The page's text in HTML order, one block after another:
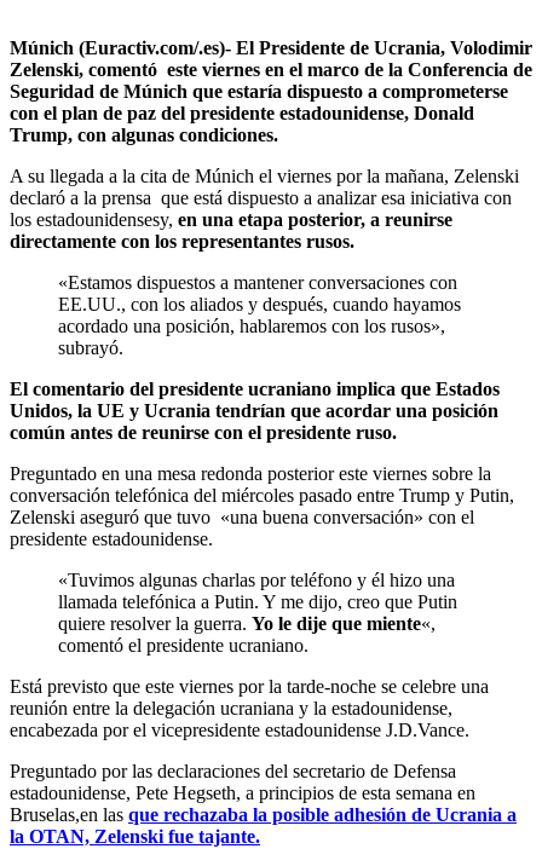
Múnich (Euractiv.com/.es)- El Presidente de Ucrania, Volodimir
Zelenski, comentó este viernes en el marco de la Conferencia de
Seguridad de Múnich que estaría dispuesto a comprometerse
con el plan de paz del presidente estadounidense, Donald
Trump, con algunas condiciones.
A su llegada a la cita de Múnich el viernes por la mañana, Zelenski
declaró a la prensa que está dispuesto a analizar esa iniciativa con
los estadounidensesy, en una etapa posterior, a reunirse
directamente con los representantes rusos.
«Estamos dispuestos a mantener conversaciones con
EE.UU., con los aliados y después, cuando hayamos
acordado una posición, hablaremos con los rusos»,
subrayó.
El comentario del presidente ucraniano implica que Estados
Unidos, la UE y Ucrania tendrían que acordar una posición
común antes de reunirse con el presidente ruso.
Preguntado en una mesa redonda posterior este viernes sobre la
conversación telefónica del miércoles pasado entre Trump y Putin,
Zelenski aseguró que tuvo «una buena conversación» con el
presidente estadounidense.
«Tuvimos algunas charlas por teléfono y él hizo una
llamada telefónica a Putin. Y me dijo, creo que Putin
quiere resolver la guerra. Yo le dije que miente«,
comentó el presidente ucraniano.
Está previsto que este viernes por la tarde-noche se celebre una
reunión entre la delegación ucraniana y la estadounidense,
encabezada por el vicepresidente estadounidense J.D.Vance.
Preguntado por las declaraciones del secretario de Defensa
estadounidense, Pete Hegseth, a principios de esta semana en
Bruselas,en las que rechazaba la posible adhesión de Ucrania a
la OTAN, Zelenski fue tajante.